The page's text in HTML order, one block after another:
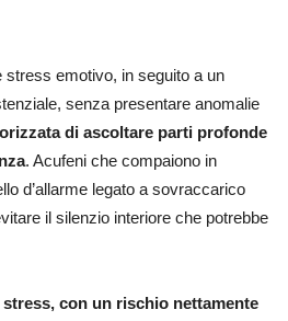
stress emotivo, in seguito a un
senza presentare anomalie
di ascoltare parti profonde
. Acufeni che compaiono in
d’allarme legato a sovraccarico
il silenzio interiore che potrebbe
con un rischio nettamente